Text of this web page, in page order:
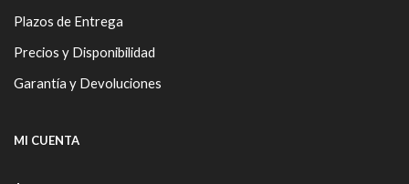
Plazos de Entrega
Precios y Disponibilidad
Garantía y Devoluciones
MI CUENTA